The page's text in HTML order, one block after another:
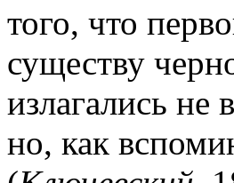
того, что
существу
излагались не
но, как